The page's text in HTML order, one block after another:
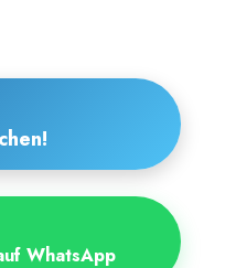
WhatsApp